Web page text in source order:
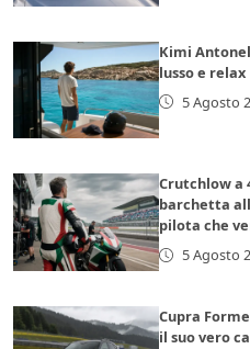
Kimi
lusso e relax
5 Agosto
Crutchlow a
barchetta
pilota che
5 Agosto
Cupra
il suo vero